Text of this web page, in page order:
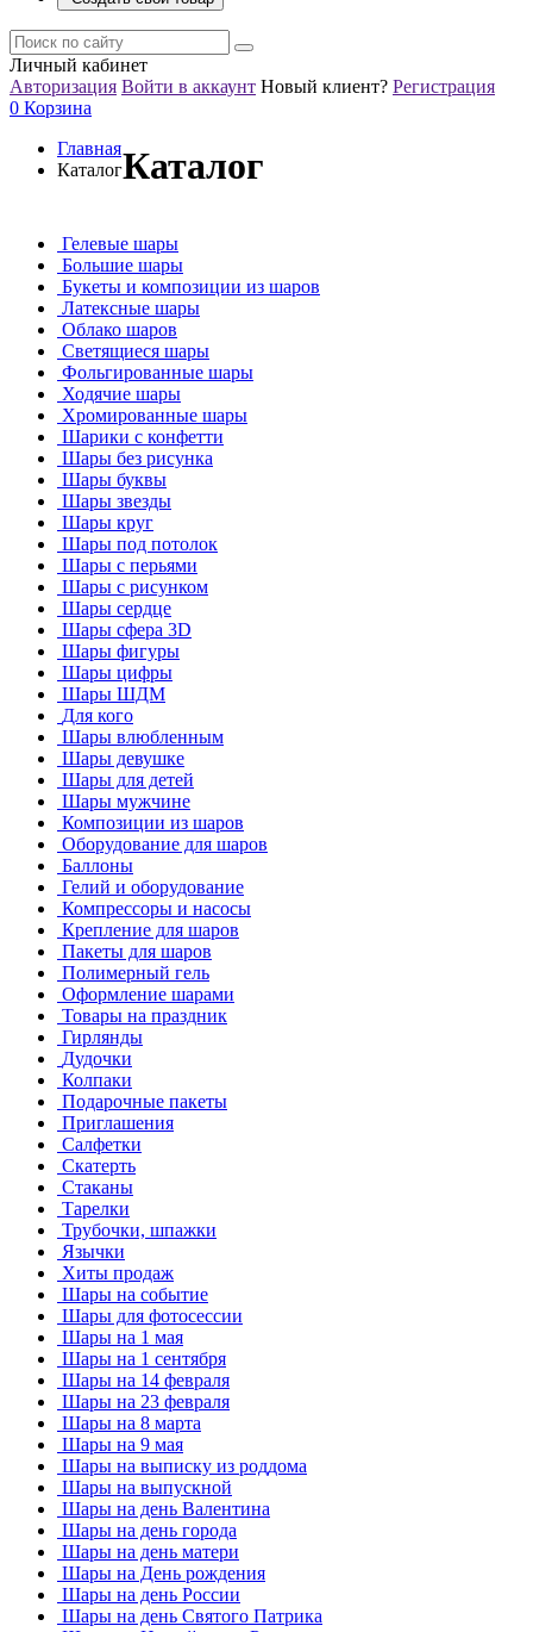
Личный кабинет
Авторизация Войти в аккаунт Новый клиент? Регистрация
0 Корзина
Главная
КаталогКаталог
Гелевые шары
Большие шары
Букеты и композиции из шаров
Латексные шары
Облако шаров
Светящиеся шары
Фольгированные шары
Ходячие шары
Хромированные шары
Шарики с конфетти
Шары без рисунка
Шары буквы
Шары звезды
Шары круг
Шары под потолок
Шары с перьями
Шары с рисунком
Шары сердце
Шары сфера 3D
Шары фигуры
Шары цифры
Шары ШДМ
Для кого
Шары влюбленным
Шары девушке
Шары для детей
Шары мужчине
Композиции из шаров
Оборудование для шаров
Баллоны
Гелий и оборудование
Компрессоры и насосы
Крепление для шаров
Пакеты для шаров
Полимерный гель
Оформление шарами
Товары на праздник
Гирлянды
Дудочки
Колпаки
Подарочные пакеты
Приглашения
Салфетки
Скатерть
Стаканы
Тарелки
Трубочки, шпажки
Язычки
Хиты продаж
Шары на событие
Шары для фотосессии
Шары на 1 мая
Шары на 1 сентября
Шары на 14 февраля
Шары на 23 февраля
Шары на 8 марта
Шары на 9 мая
Шары на выписку из роддома
Шары на выпускной
Шары на день Валентина
Шары на день города
Шары на день матери
Шары на День рождения
Шары на день России
Шары на день Святого Патрика